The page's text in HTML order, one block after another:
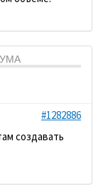
#1282886
создавать